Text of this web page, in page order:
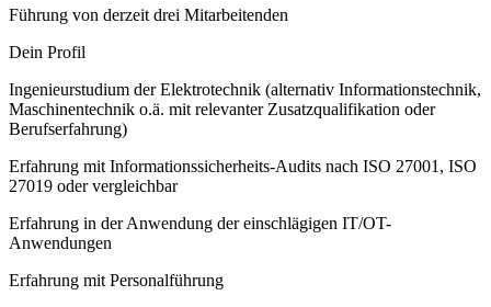
Führung von derzeit drei Mitarbeitenden
Dein Profil
Ingenieurstudium der Elektrotechnik (alternativ Informationstechnik,
Maschinentechnik o.ä. mit relevanter Zusatzqualifikation oder
Berufserfahrung)
Erfahrung mit Informationssicherheits-Audits nach ISO 27001, ISO
27019 oder vergleichbar
Erfahrung in der Anwendung der einschlägigen IT/OT-
Anwendungen
Erfahrung mit Personalführung